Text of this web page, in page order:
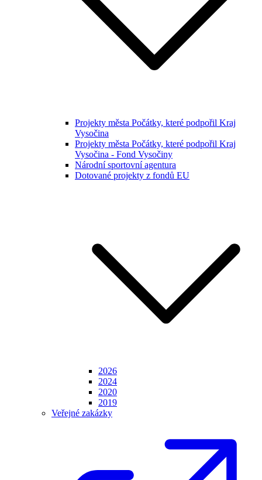
Projekty města Počátky, které podpořil Kraj
Vysočina
Projekty města Počátky, které podpořil Kraj
Vysočina - Fond Vysočiny
Národní sportovní agentura
Dotované projekty z fondů EU
2026
2024
2020
2019
Veřejné zakázky